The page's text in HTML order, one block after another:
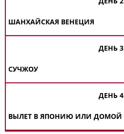
ШАНХАЙСКАЯ ВЕНЕЦИЯ
ДЕНЬ 3
СУЧЖОУ
ДЕНЬ 4
ВЫЛЕТ В ЯПОНИЮ ИЛИ ДОМОЙ